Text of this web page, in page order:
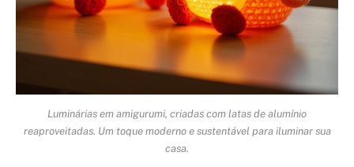
Luminárias em amigurumi, criadas com latas de alumínio
reaproveitadas. Um toque moderno e sustentável para iluminar sua
casa.